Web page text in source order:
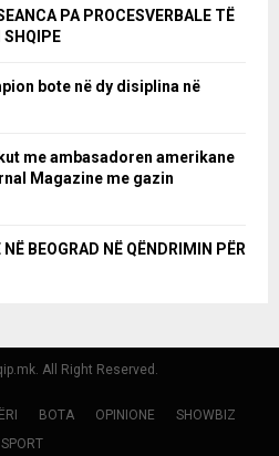
PA PROCESVERBALE TË
SHQIPE
bote në dy disiplina në
me ambasadoren amerikane
Magazine me gazin
BEOGRAD NË QËNDRIMIN PËR
All Right Reserved.
BOTA OPINIONE
SHOWBIZ
SPORT